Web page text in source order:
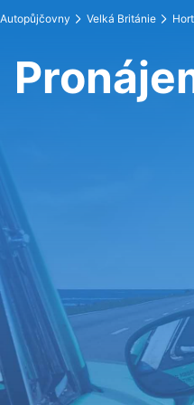
Autopůjčovny Velká Británie